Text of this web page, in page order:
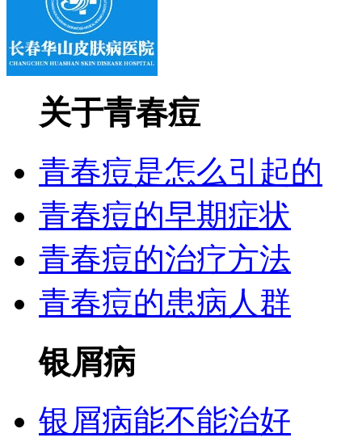
关于青春痘
青春痘是怎么引起的
青春痘的早期症状
青春痘的治疗方法
青春痘的患病人群
银屑病
银屑病能不能治好